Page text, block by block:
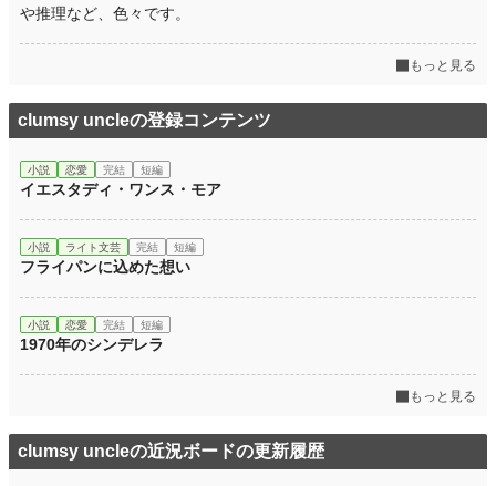
や推理など、色々です。
もっと見る
clumsy uncleの登録コンテンツ
小説 恋愛 完結 短編
イエスタディ・ワンス・モア
小説 ライト文芸 完結 短編
フライパンに込めた想い
小説 恋愛 完結 短編
1970年のシンデレラ
もっと見る
clumsy uncleの近況ボードの更新履歴